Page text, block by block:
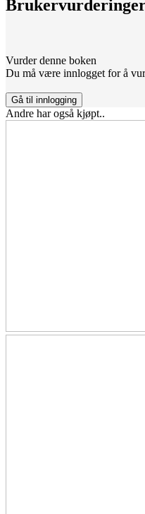
Vurder denne boken
Du må være innlogget for å
Gå til innlogging
Andre har også kjøpt..